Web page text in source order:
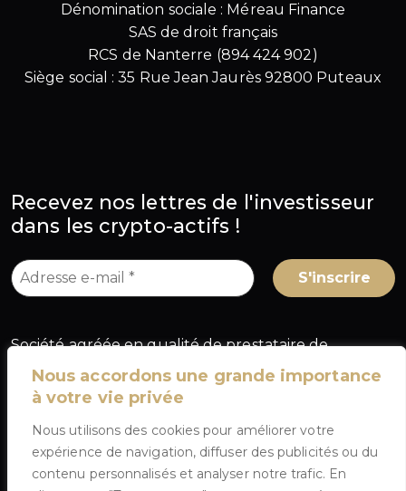
Nous accordons une grande importance
à votre vie privée
Nous utilisons des cookies pour améliorer votre
expérience de navigation, diffuser des publicités ou du
contenu personnalisés et analyser notre trafic. En
Dénomination sociale : Méreau Finance
SAS de droit français
RCS de Nanterre (894 424 902)
Siège social : 35 Rue Jean Jaurès 92800 Puteaux
Recevez nos lettres de l'investisseur
dans les crypto-actifs !
Société agréée en qualité de prestataire de
services sur crypto-actifs (PSCA) au titre du
règlement européen MiCA, sous le numéro
financiers (AMF) en France.